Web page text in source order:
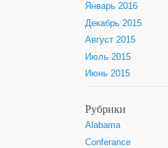
Январь 2016
Декабрь 2015
Август 2015
Июль 2015
Июнь 2015
Рубрики
Alabama
Conferance